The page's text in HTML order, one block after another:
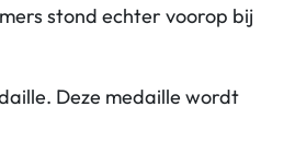
stond echter voorop bij
Deze medaille wordt